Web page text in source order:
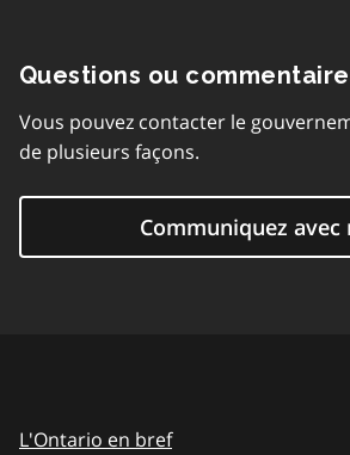
Questions ou
Vous pouvez contacter le
de plusieurs façons.
Communiquez avec
L'Ontario en bref